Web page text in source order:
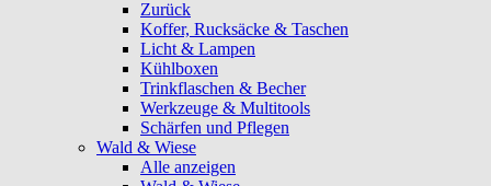
Zurück
Koffer, Rucksäcke & Taschen
Licht & Lampen
Kühlboxen
Trinkflaschen & Becher
Werkzeuge & Multitools
Schärfen und Pflegen
Wald & Wiese
Alle anzeigen